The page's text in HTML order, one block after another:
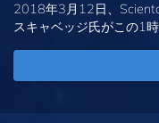
2018年3月12日、
スキャベッジ氏がこの1時